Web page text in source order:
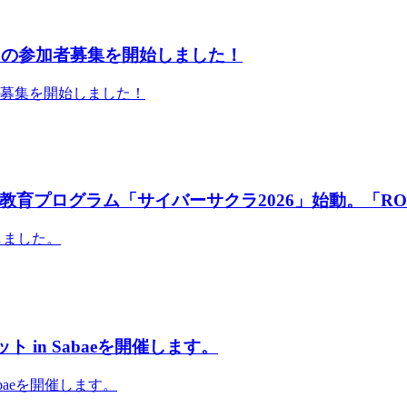
参加者募集を開始しました！
集を開始しました！
育プログラム「サイバーサクラ2026」始動。「
した。
in Sabaeを開催します。
を開催します。